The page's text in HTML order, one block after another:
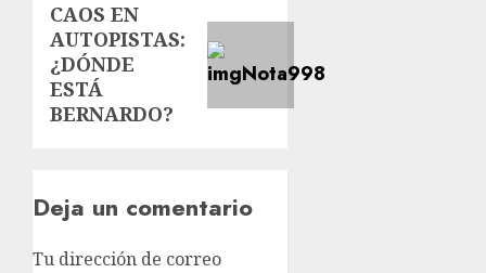
CAOS EN
AUTOPISTAS:
¿DÓNDE
ESTÁ
BERNARDO?
Deja un comentario
Tu dirección de correo